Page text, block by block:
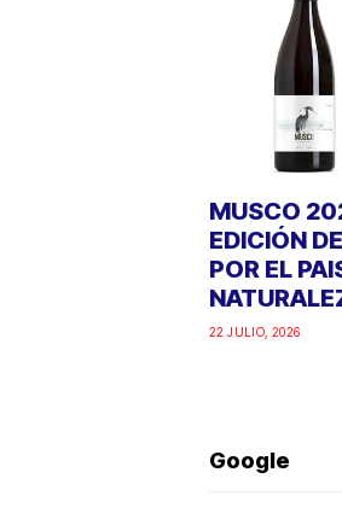
MUSCO
EDICIÓN
POR EL
22 JULIO, 2026
Google